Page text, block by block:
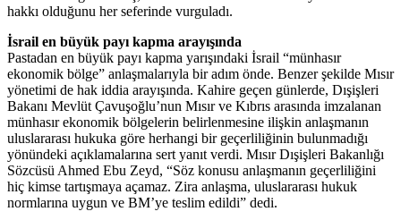
hakkı olduğunu her seferinde vurguladı.
İsrail en büyük payı kapma arayışında
Pastadan en büyük payı kapma yarışındaki İsrail “münhasır
ekonomik bölge” anlaşmalarıyla bir adım önde. Benzer şekilde Mısır
yönetimi de hak iddia arayışında. Kahire geçen günlerde, Dışişleri
Bakanı Mevlüt Çavuşoğlu’nun Mısır ve Kıbrıs arasında imzalanan
münhasır ekonomik bölgelerin belirlenmesine ilişkin anlaşmanın
uluslararası hukuka göre herhangi bir geçerliliğinin bulunmadığı
yönündeki açıklamalarına sert yanıt verdi. Mısır Dışişleri Bakanlığı
Sözcüsü Ahmed Ebu Zeyd, “Söz konusu anlaşmanın geçerliliğini
hiç kimse tartışmaya açamaz. Zira anlaşma, uluslararası hukuk
normlarına uygun ve BM’ye teslim edildi” dedi.